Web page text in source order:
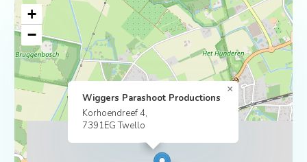
Wiggers Parashoot Productions
Korhoendreef 4,
7391EG Twello
×
+
−